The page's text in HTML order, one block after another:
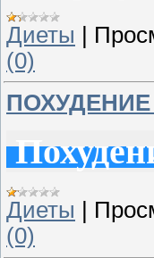
Диеты |
(0)
Диеты
(0)